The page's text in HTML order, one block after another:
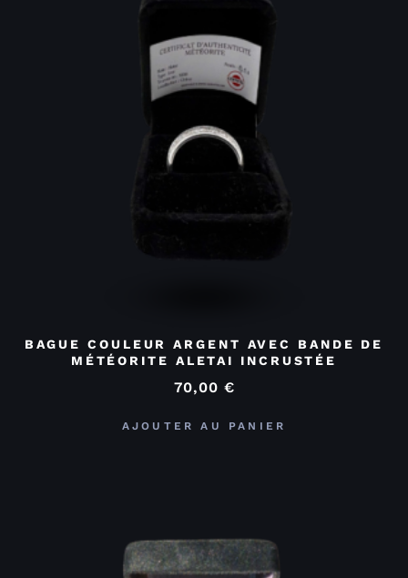
BAGUE COULEUR ARGENT AVEC BANDE DE
MÉTÉORITE ALETAI INCRUSTÉE
70,00 €
AJOUTER AU PANIER